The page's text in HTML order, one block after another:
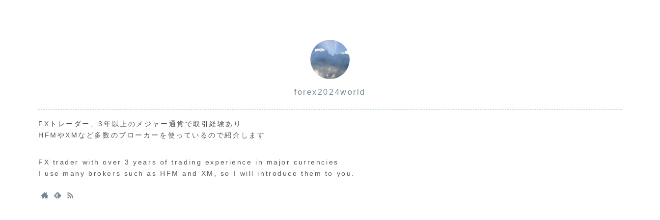
forex2024world
FXトレーダー、3年以上のメジャー通貨で取引経験あり
HFMやXMなど多数のブローカーを使っているので紹介します
FX trader with over 3 years of trading experience in major currencies
I use many brokers such as HFM and XM, so I will introduce them to you.